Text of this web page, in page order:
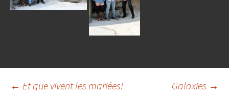
← Et que vivent les mariées! Galaxies →